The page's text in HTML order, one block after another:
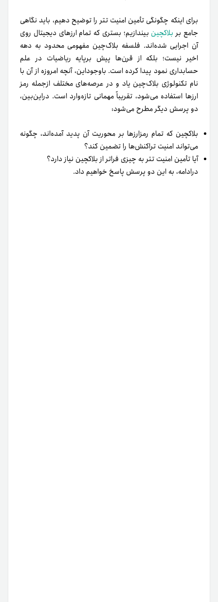
برای اینکه چگونگی تأمین امنیت تتر را توضیح دهیم‌، باید نگاهی
جامع بر بلاکچین بیندازیم؛ بستری که تمام ارزهای دیجیتال روی
آن اجرایی شده‌اند. فلسفه بلاک‌چین مفهومی محدود به دهه
اخیر نیست؛ بلکه از قرن‌ها پیش برپایه ریاضیات در علم
حسابداری نمود پیدا کرده است. باوجوداین‌، آنچه امروزه از آن با
نام تکنولوژی بلاک‌چین یاد و در عرصه‌های مختلف ازجمله رمز
ارزها استفاده می‌شود، تقریباً مهمانی تازه‌وارد است. دراین‌بین،
دو پرسش دیگر مطرح می‌شود:
بلاکچین که تمام رمزارزها بر محوریت آن پدید آمده‌اند، چگونه
می‌تواند امنیت تراکنش‌ها را تضمین کند؟
آیا تأمین امنیت تتر به چیزی فراتر از بلاکچین نیاز دارد؟
در‌ادامه‌، به این دو پرسش پاسخ خواهیم داد.